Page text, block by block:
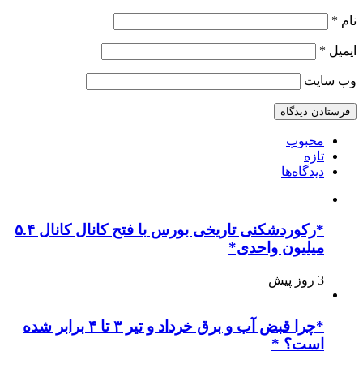
نام *
ایمیل *
وب‌ سایت
محبوب
تازه
دیدگاه‌ها
*رکوردشکنی تاریخی بورس با فتح کانال کانال ۵.۴
میلیون واحدی*
3 روز پیش
*چرا قبض آب و برق خرداد و تیر ۳ تا ۴ برابر شده
است؟ *